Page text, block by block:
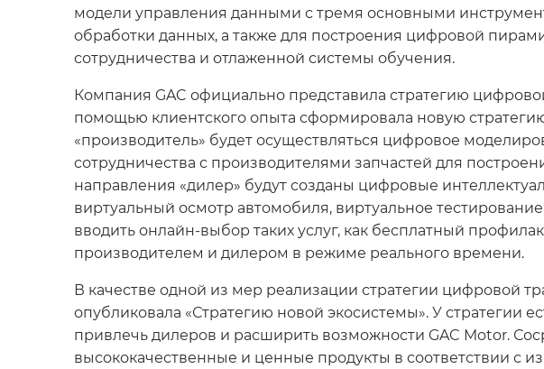
модели управления данными с тремя основными
обработки данных, а также для построения цифровой
сотрудничества и отлаженной системы обучения.
Компания GAC официально представила стратегию
помощью клиентского опыта сформировала новую
«производитель» будет осуществляться цифровое
сотрудничества с производителями запчастей для
направления «дилер» будут созданы цифровые
виртуальный осмотр автомобиля, виртуальное
вводить онлайн-выбор таких услуг, как бесплатный
производителем и дилером в режиме реального времени.
В качестве одной из мер реализации стратегии цифровой
опубликовала «Стратегию новой экосистемы». У стратегии
привлечь дилеров и расширить возможности GAC Motor.
высококачественные и ценные продукты в соответствии с